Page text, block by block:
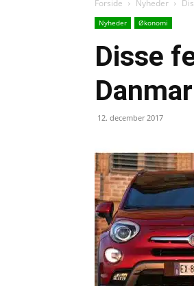
Forside Nyheder
Nyheder Økonomi
Disse
12. december 2017